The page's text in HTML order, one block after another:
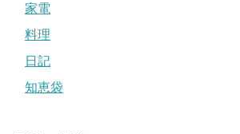
家電
料理
日記
知恵袋